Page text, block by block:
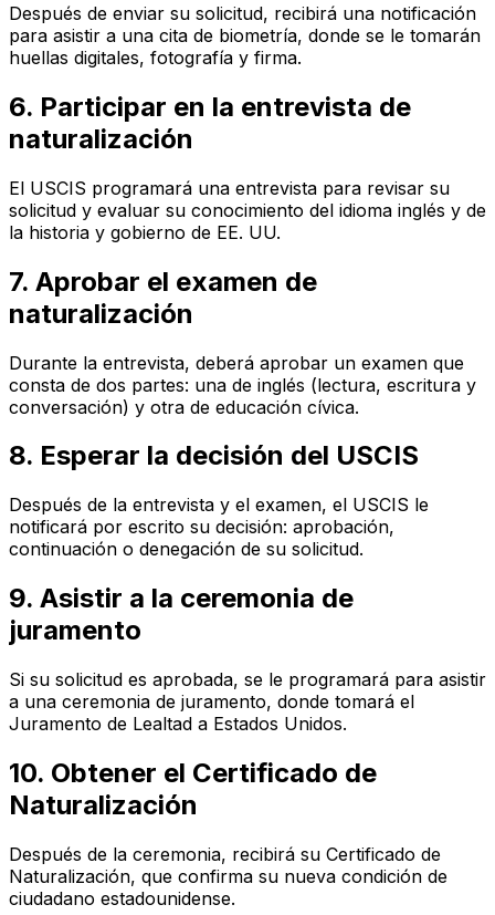
Después de enviar su solicitud, recibirá una notificación
para asistir a una cita de biometría, donde se le tomarán
huellas digitales, fotografía y firma.
6. Participar en la entrevista de
naturalización
El USCIS programará una entrevista para revisar su
solicitud y evaluar su conocimiento del idioma inglés y de
la historia y gobierno de EE. UU.
7. Aprobar el examen de
naturalización
Durante la entrevista, deberá aprobar un examen que
consta de dos partes: una de inglés (lectura, escritura y
conversación) y otra de educación cívica.
8. Esperar la decisión del USCIS
Después de la entrevista y el examen, el USCIS le
notificará por escrito su decisión: aprobación,
continuación o denegación de su solicitud.
9. Asistir a la ceremonia de
juramento
Si su solicitud es aprobada, se le programará para asistir
a una ceremonia de juramento, donde tomará el
Juramento de Lealtad a Estados Unidos.
10. Obtener el Certificado de
Naturalización
Después de la ceremonia, recibirá su Certificado de
Naturalización, que confirma su nueva condición de
ciudadano estadounidense.